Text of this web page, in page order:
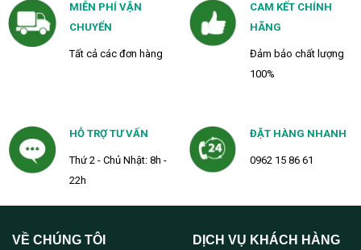
MIỄN PHÍ VẬN
CHUYỂN
Tất cả các đơn hàng
CAM KẾT CHÍNH
HÃNG
Đảm bảo chất lượng
100%
HỖ TRỢ TƯ VẤN
Thứ 2 - Chủ Nhật: 8h -
22h
ĐẶT HÀNG NHANH
0962 15 86 61
VỀ CHÚNG TÔI DỊCH VỤ KHÁCH HÀNG